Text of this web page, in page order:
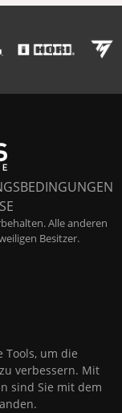
Alle anderen
Besitzer.
Tools, um die
verbessern. Mit
sind Sie mit dem